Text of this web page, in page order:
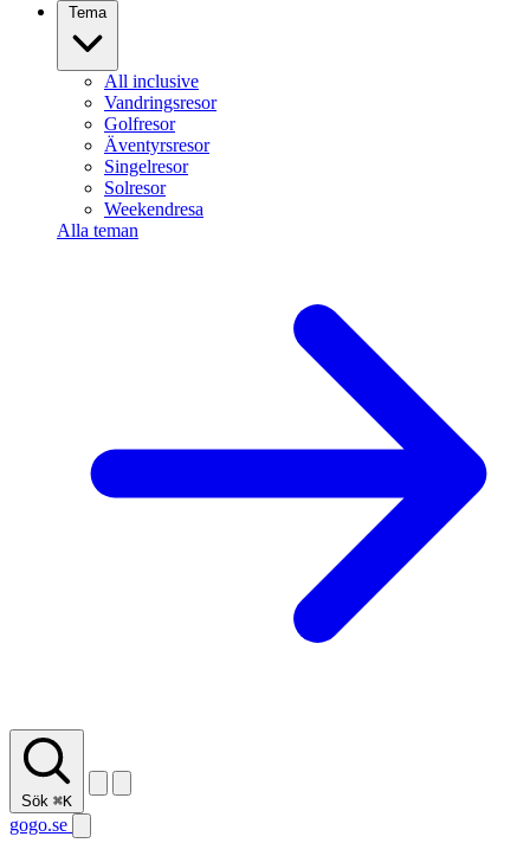
Tema
All inclusive
Vandringsresor
Golfresor
Äventyrsresor
Singelresor
Solresor
Weekendresa
Alla teman
Sök ⌘K
gogo.se